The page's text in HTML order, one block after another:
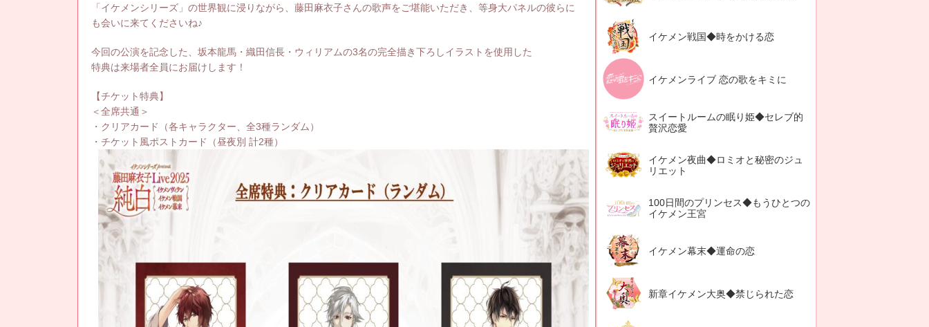
「イケメンシリーズ」の世界観に浸りながら、藤田麻衣子さんの歌声をご堪能いただき、等身大パネルの彼らに
も会いに来てくださいね♪
今回の公演を記念した、坂本龍馬・織田信長・ウィリアムの3名の完全描き下ろしイラストを使用した
特典は来場者全員にお届けします！
【チケット特典】
＜全席共通＞
・クリアカード（各キャラクター、全3種ランダム）
・チケット風ポストカード（昼夜別 計2種）
イケメン戦国◆時をかける恋
イケメンライブ 恋の歌をキミに
スイートルームの眠り姫◆セレブ的
贅沢恋愛
イケメン夜曲◆ロミオと秘密のジュ
リエット
100日間のプリンセス◆もうひとつの
イケメン王宮
イケメン幕末◆運命の恋
新章イケメン大奥◆禁じられた恋